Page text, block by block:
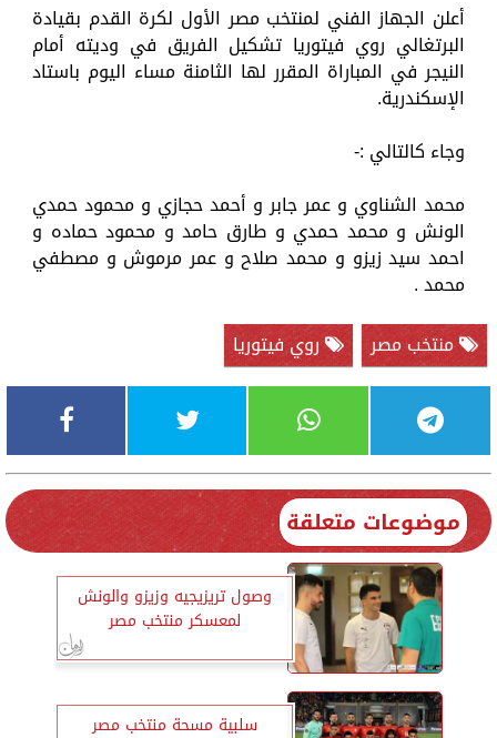
أعلن الجهاز الفني لمنتخب مصر الأول لكرة القدم بقيادة
البرتغالي روي فيتوريا تشكيل الفريق في وديته أمام
النيجر في المباراة المقرر لها الثامنة مساء اليوم باستاد
الإسكندرية.
وجاء كالتالي :-
محمد الشناوي و عمر جابر و أحمد حجازي و محمود حمدي
الونش و محمد حمدي و طارق حامد و محمود حماده و
احمد سيد زيزو و محمد صلاح و عمر مرموش و مصطفي
محمد .
منتخب مصر
روي فيتوريا
موضوعات متعلقة
وصول تريزيجيه وزيزو والونش
لمعسكر منتخب مصر
سلبية مسحة منتخب مصر